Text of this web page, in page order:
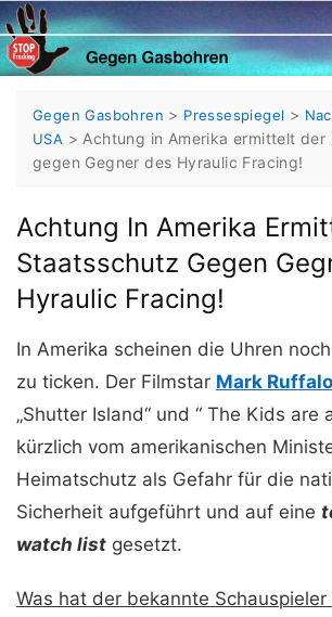
Skip
to
content
Gegen Gasbohren > Pressespiegel >
USA > Achtung in Amerika ermittelt der
gegen Gegner des Hyraulic Fracing!
Achtung In Amerika
Staatsschutz Gegen
Hyraulic Fracing!
In Amerika scheinen die Uhren
zu ticken. Der Filmstar Mark Ruffalo
„Shutter Island“ und “ The Kids are
kürzlich vom amerikanischen
Heimatschutz als Gefahr für die
Sicherheit aufgeführt und auf eine
watch list gesetzt.
Was hat der bekannte Schauspieler